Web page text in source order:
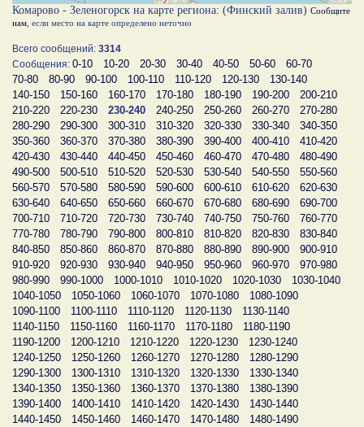
Комарово - Зеленогорск на карте региона: (Финский залив) Сообщите
нам , если место на карте определено неточно
Всего сообщений: 3314
Сообщения: 0-10 10-20 20-30 30-40 40-50 50-60
60-70
70-80
80-90 90-100 100-110 110-120 120-130
130-140
140-150
150-160 160-170 170-180 180-190 190-200
200-210
210-220
220-230 230-240 240-250 250-260 260-270
270-280
280-290
290-300 300-310 310-320 320-330 330-340
340-350
350-360
360-370 370-380 380-390 390-400 400-410
410-420
420-430
430-440 440-450 450-460 460-470 470-480
480-490
490-500
500-510 510-520 520-530 530-540 540-550
550-560
560-570
570-580 580-590 590-600 600-610 610-620
620-630
630-640
640-650 650-660 660-670 670-680 680-690
690-700
700-710
710-720 720-730 730-740 740-750 750-760
760-770
770-780
780-790 790-800 800-810 810-820 820-830
830-840
840-850
850-860 860-870 870-880 880-890 890-900
900-910
910-920
920-930 930-940 940-950 950-960 960-970
970-980
980-990
990-1000 1000-1010 1010-1020 1020-1030
1030-1040
1040-1050
1050-1060 1060-1070 1070-1080
1080-1090
1090-1100
1100-1110 1110-1120 1120-1130
1130-1140
1140-1150
1150-1160 1160-1170 1170-1180
1180-1190
1190-1200
1200-1210 1210-1220 1220-1230
1230-1240
1240-1250
1250-1260 1260-1270 1270-1280
1280-1290
1290-1300
1300-1310 1310-1320 1320-1330
1330-1340
1340-1350
1350-1360 1360-1370 1370-1380
1380-1390
1390-1400
1400-1410 1410-1420 1420-1430
1430-1440
1440-1450
1450-1460 1460-1470 1470-1480
1480-1490